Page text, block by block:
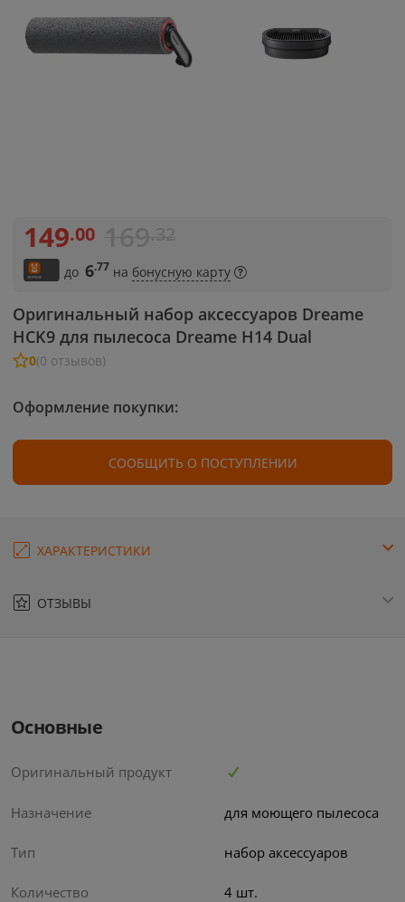
Оригинальный набор аксессуаров Dreame
HCK9 для пылесоса Dreame H14 Dual
0(0 отзывов)
149.00
до 6.77 на бонусную карту
Оформление покупки:
СООБЩИТЬ О ПОСТУПЛЕНИИ
ХАРАКТЕРИСТИКИ
ОТЗЫВЫ
Основные
Оригинальный продукт
Назначение для моющего пылесоса
Тип набор аксессуаров
Количество 4 шт.